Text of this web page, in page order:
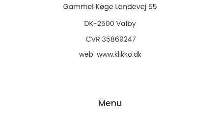
web: www.klikko.dk
Menu